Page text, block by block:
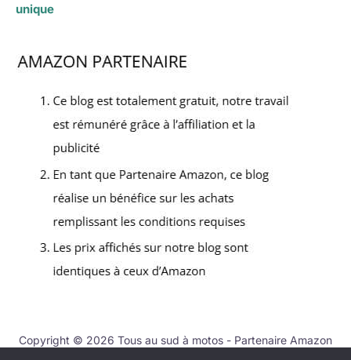
unique
Copyright © 2026 Tous au sud à motos - Partenaire Amazon